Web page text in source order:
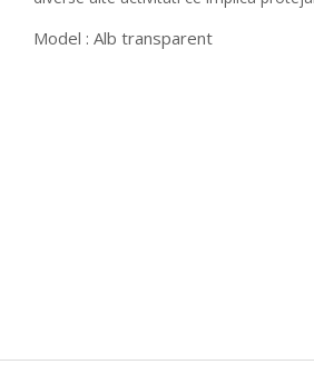
Model : Alb transparent